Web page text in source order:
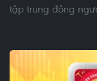
tập trung đông